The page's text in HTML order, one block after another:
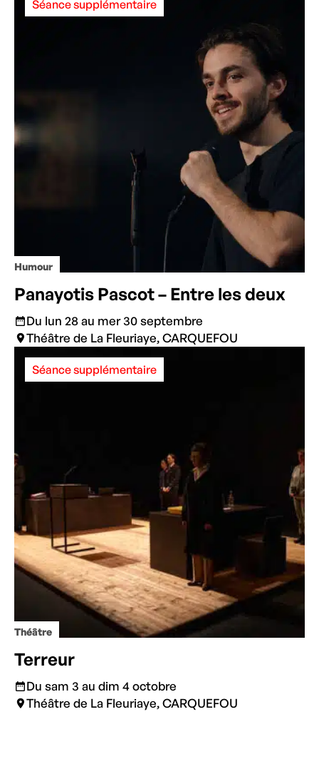
Humour
Séance supplémentaire
Panayotis Pascot – Entre les deux
Du lun 28 au mer 30 septembre
Théâtre de La Fleuriaye, CARQUEFOU
Théâtre
Séance supplémentaire
Terreur
Du sam 3 au dim 4 octobre
Théâtre de La Fleuriaye, CARQUEFOU